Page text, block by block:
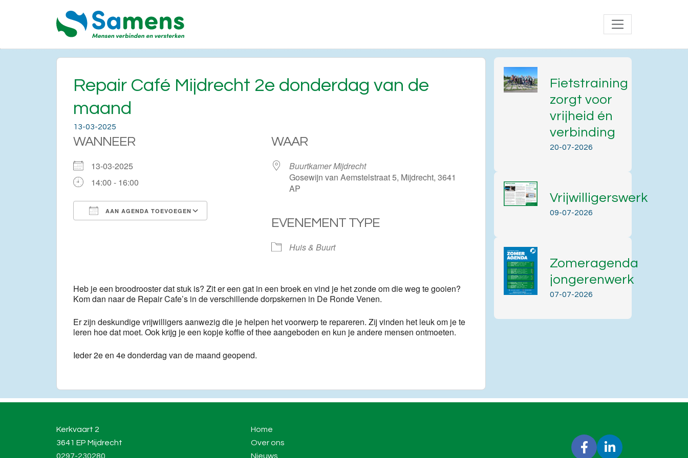
Repair Café Mijdrecht 2e donderdag van de
maand
13-03-2025
WANNEER
13-03-2025
14:00 - 16:00
AAN AGENDA TOEVOEGEN
Google Calendar iCalendar
WAAR
Buurtkamer Mijdrecht
Gosewijn van Aemstelstraat 5, Mijdrecht, 3641
AP
EVENEMENT TYPE
Huis & Buurt
Heb je een broodrooster dat stuk is? Zit er een gat in een broek en vind je het zonde om die weg te gooien?
Kom dan naar de Repair Cafe’s in de verschillende dorpskernen in De Ronde Venen.
Er zijn deskundige vrijwilligers aanwezig die je helpen het voorwerp te repareren. Zij vinden het leuk om je te
leren hoe dat moet. Ook krijg je een kopje koffie of thee aangeboden en kun je andere mensen ontmoeten.
Ieder 2e en 4e donderdag van de maand geopend.
Fietstraining
zorgt voor
vrijheid én
verbinding
20-07-2026
Vrijwilligerswerk
09-07-2026
Zomeragenda
jongerenwerk
07-07-2026
Kerkvaart 2
3641 EP Mijdrecht
0297-230280
Home
Over ons
Nieuws